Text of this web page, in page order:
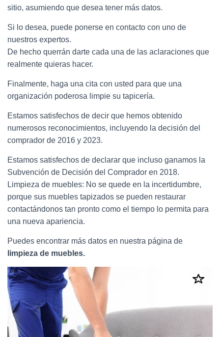
sitio, asumiendo que desea tener más datos.
Si lo desea, puede ponerse en contacto con uno de
nuestros expertos.
De hecho querrán darte cada una de las aclaraciones que
realmente quieras hacer.
Finalmente, haga una cita con usted para que una
organización poderosa limpie su tapicería.
Estamos satisfechos de decir que hemos obtenido
numerosos reconocimientos, incluyendo la decisión del
comprador de 2016 y 2023.
Estamos satisfechos de declarar que incluso ganamos la
Subvención de Decisión del Comprador en 2018.
Limpieza de muebles: No se quede en la incertidumbre,
porque sus muebles tapizados se pueden restaurar
contactándonos tan pronto como el tiempo lo permita para
una nueva apariencia.
Puedes encontrar más datos en nuestra página de
limpieza de muebles.